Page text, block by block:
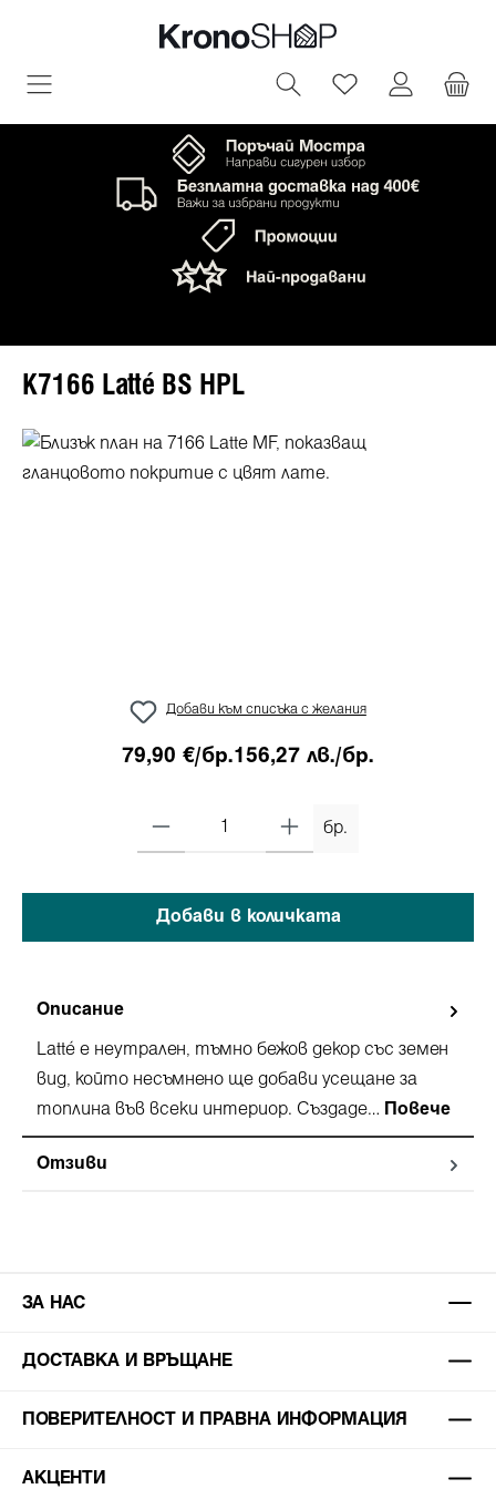
съдържание
Имате 0
K7166 Latté BS HPL
Пропуснете галерия с изображения
Добави към списъка с желания
79,90 €/бр.156,27 лв./бр.
бр.
Добави в количката
Описание
Latté е неутрален, тъмно бежов декор със земен
вид, който несъмнено ще добави усещане за
топлина във всеки интериор. Създаде… Повече
Отзиви
ЗА НАС
ДОСТАВКА И ВРЪЩАНЕ
ПОВЕРИТЕЛНОСТ И ПРАВНА ИНФОРМАЦИЯ
АКЦЕНТИ